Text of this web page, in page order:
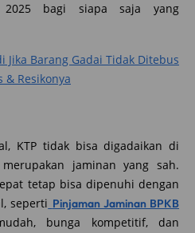
bagi siapa saja yang
Jika Barang Gadai Tidak Ditebus
& Resikonya
KTP tidak bisa digadaikan di
jaminan yang sah.
tetap bisa dipenuhi dengan
seperti Pinjaman Jaminan BPKB
bunga kompetitif, dan